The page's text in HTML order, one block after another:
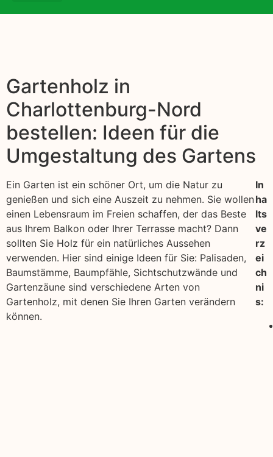
Gartenholz in
Charlottenburg-Nord
bestellen: Ideen für die
Umgestaltung des Gartens
Ein Garten ist ein schöner Ort, um die Natur zu
genießen und sich eine Auszeit zu nehmen. Sie wollen
einen Lebensraum im Freien schaffen, der das Beste
aus Ihrem Balkon oder Ihrer Terrasse macht? Dann
sollten Sie Holz für ein natürliches Aussehen
verwenden. Hier sind einige Ideen für Sie: Palisaden,
Baumstämme, Baumpfähle, Sichtschutzwände und
Gartenzäune sind verschiedene Arten von
Gartenholz, mit denen Sie Ihren Garten verändern
können.
In
ha
lts
ve
rz
ei
ch
ni
s: